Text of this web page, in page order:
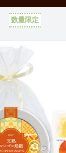
数量限定